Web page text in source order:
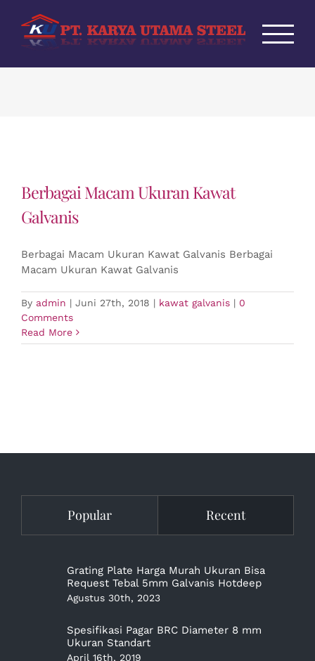
content
Berbagai Macam Ukuran Kawat
Galvanis
Berbagai Macam Ukuran Kawat Galvanis Berbagai
Macam Ukuran Kawat Galvanis
By admin | Juni 27th, 2018 | kawat galvanis | 0
Comments
Read More
Popular Recent
Grating Plate Harga Murah Ukuran Bisa
Request Tebal 5mm Galvanis Hotdeep
Agustus 30th, 2023
Spesifikasi Pagar BRC Diameter 8 mm
Ukuran Standart
April 16th, 2019